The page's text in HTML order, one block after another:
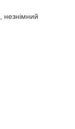
незнімний